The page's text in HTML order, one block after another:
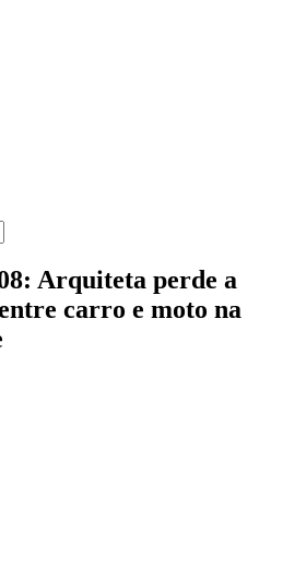
Arquiteta perde a
carro e moto na